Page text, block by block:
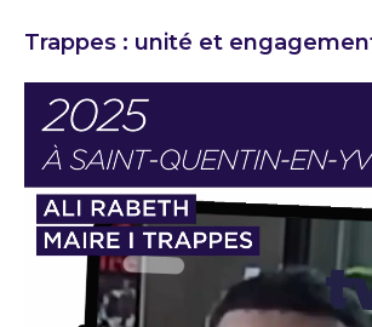
Trappes : unité et